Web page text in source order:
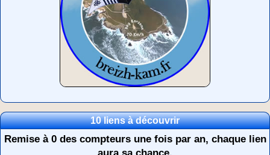
10 liens à découvrir
Remise à 0 des compteurs une fois par an, chaque lien